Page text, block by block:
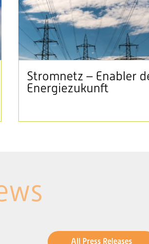
Stromnetz – Enabler
Energiezukunft
All Press Releases